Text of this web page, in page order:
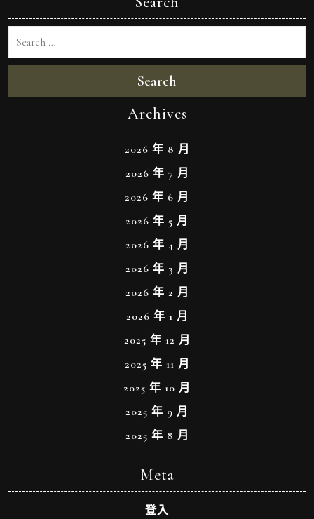
Search
Archives
2026 年 8 月
2026 年 7 月
2026 年 6 月
2026 年 5 月
2026 年 4 月
2026 年 3 月
2026 年 2 月
2026 年 1 月
2025 年 12 月
2025 年 11 月
2025 年 10 月
2025 年 9 月
2025 年 8 月
Meta
登入